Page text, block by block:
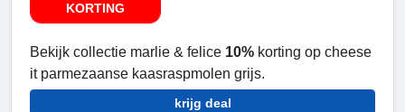
KORTING
Bekijk collectie marlie & felice 10% korting op cheese
it parmezaanse kaasraspmolen grijs.
krijg deal